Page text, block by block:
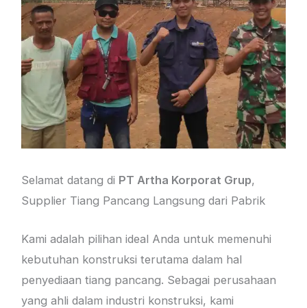
Selamat datang di PT Artha Korporat Grup,
Supplier Tiang Pancang Langsung dari Pabrik
Kami adalah pilihan ideal Anda untuk memenuhi
kebutuhan konstruksi terutama dalam hal
penyediaan tiang pancang. Sebagai perusahaan
yang ahli dalam industri konstruksi, kami